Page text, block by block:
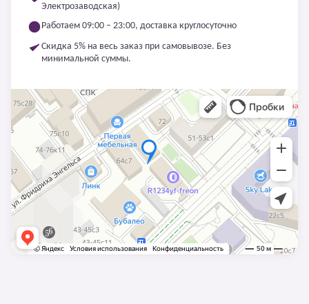
Электрозаводская)
Работаем 09:00 – 23:00, доставка круглосуточно
Скидка 5% на весь заказ при самовывозе. Без
минимальной суммы.